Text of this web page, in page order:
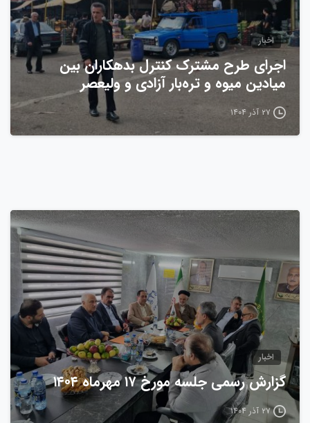
اخبار
اجرای طرح مشترک کنترل بدهکاران بین
میادین میوه و تره‌بار آزادی و ولیعصر
۲۷ آذر ۱۴۰۴
0
اخبار
گزارش رسمی جلسه مورخ ۱۷ مهرماه ۱۴۰۴
۲۷ آذر ۱۴۰۴